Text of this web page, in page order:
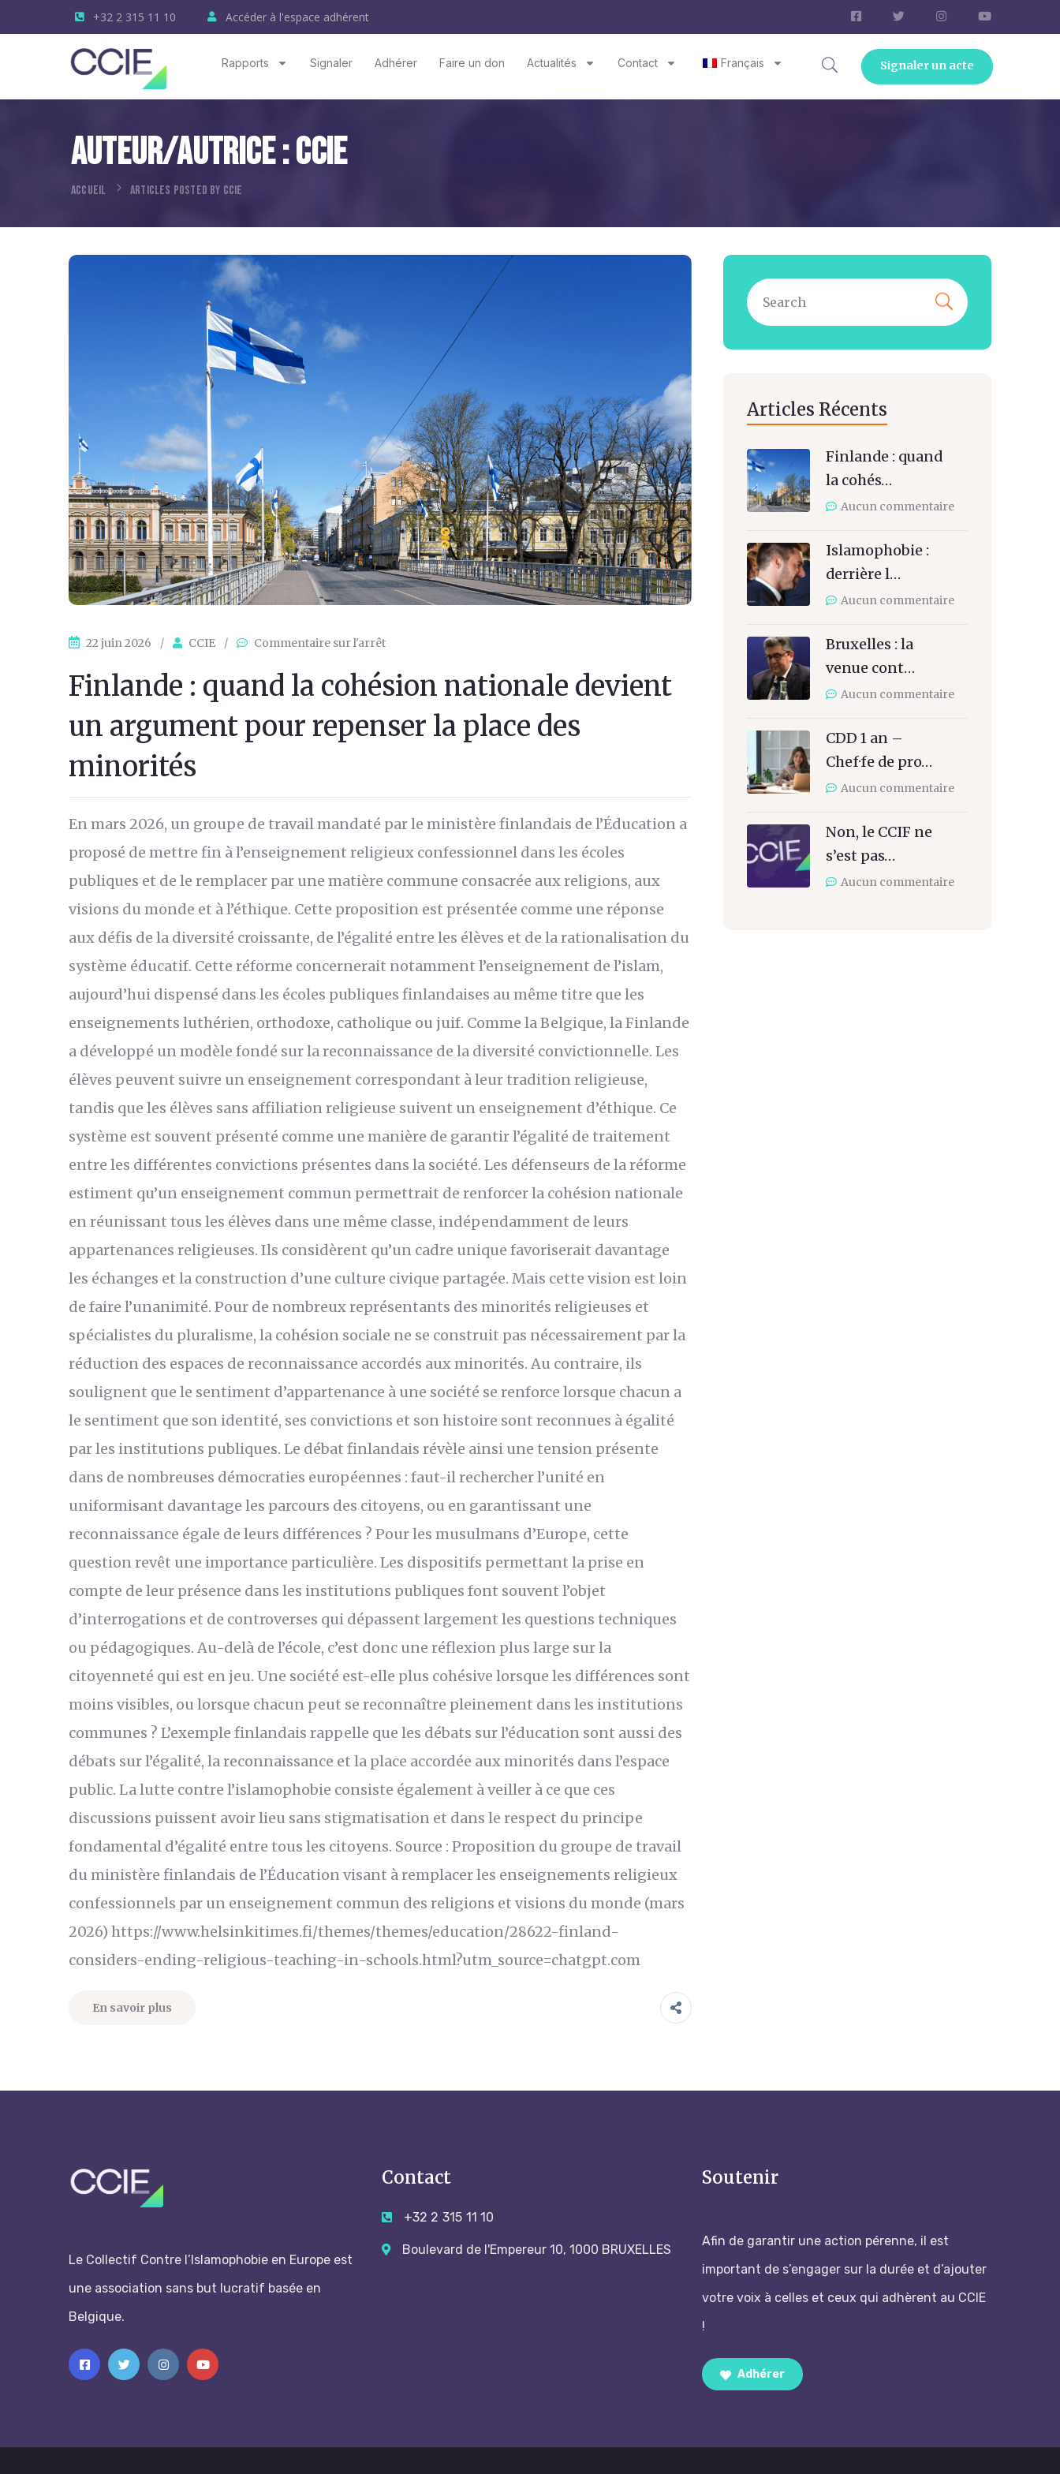
+32 2 315 11 10 Accéder à l'espace adhérent
Rapports Signaler Adhérer Faire un don Actualités Contact Français Signaler un acte
Auteur/autrice :CCIE
ACCUEIL ARTICLES POSTED BY CCIE
22 juin 2026 / CCIE / Commentaire sur l'arrêt
Finlande : quand la cohésion nationale devient
un argument pour repenser la place des
minorités
En mars 2026, un groupe de travail mandaté par le ministère finlandais de l’Éducation a
proposé de mettre fin à l’enseignement religieux confessionnel dans les écoles
publiques et de le remplacer par une matière commune consacrée aux religions, aux
visions du monde et à l’éthique. Cette proposition est présentée comme une réponse
aux défis de la diversité croissante, de l’égalité entre les élèves et de la rationalisation du
système éducatif. Cette réforme concernerait notamment l’enseignement de l’islam,
aujourd’hui dispensé dans les écoles publiques finlandaises au même titre que les
enseignements luthérien, orthodoxe, catholique ou juif. Comme la Belgique, la Finlande
a développé un modèle fondé sur la reconnaissance de la diversité convictionnelle. Les
élèves peuvent suivre un enseignement correspondant à leur tradition religieuse,
tandis que les élèves sans affiliation religieuse suivent un enseignement d’éthique. Ce
système est souvent présenté comme une manière de garantir l’égalité de traitement
entre les différentes convictions présentes dans la société. Les défenseurs de la réforme
estiment qu’un enseignement commun permettrait de renforcer la cohésion nationale
en réunissant tous les élèves dans une même classe, indépendamment de leurs
appartenances religieuses. Ils considèrent qu’un cadre unique favoriserait davantage
les échanges et la construction d’une culture civique partagée. Mais cette vision est loin
de faire l’unanimité. Pour de nombreux représentants des minorités religieuses et
spécialistes du pluralisme, la cohésion sociale ne se construit pas nécessairement par la
réduction des espaces de reconnaissance accordés aux minorités. Au contraire, ils
soulignent que le sentiment d’appartenance à une société se renforce lorsque chacun a
le sentiment que son identité, ses convictions et son histoire sont reconnues à égalité
par les institutions publiques. Le débat finlandais révèle ainsi une tension présente
dans de nombreuses démocraties européennes : faut-il rechercher l’unité en
uniformisant davantage les parcours des citoyens, ou en garantissant une
reconnaissance égale de leurs différences ? Pour les musulmans d’Europe, cette
question revêt une importance particulière. Les dispositifs permettant la prise en
compte de leur présence dans les institutions publiques font souvent l’objet
d’interrogations et de controverses qui dépassent largement les questions techniques
ou pédagogiques. Au-delà de l’école, c’est donc une réflexion plus large sur la
citoyenneté qui est en jeu. Une société est-elle plus cohésive lorsque les différences sont
moins visibles, ou lorsque chacun peut se reconnaître pleinement dans les institutions
communes ? L’exemple finlandais rappelle que les débats sur l’éducation sont aussi des
débats sur l’égalité, la reconnaissance et la place accordée aux minorités dans l’espace
public. La lutte contre l’islamophobie consiste également à veiller à ce que ces
discussions puissent avoir lieu sans stigmatisation et dans le respect du principe
fondamental d’égalité entre tous les citoyens. Source : Proposition du groupe de travail
du ministère finlandais de l’Éducation visant à remplacer les enseignements religieux
confessionnels par un enseignement commun des religions et visions du monde (mars
2026) https://www.helsinkitimes.fi/themes/themes/education/28622-finland-
considers-ending-religious-teaching-in-schools.html?utm_source=chatgpt.com
En savoir plus
Articles Récents
Finlande : quand
la cohés…
Aucun commentaire
Islamophobie :
derrière l…
Aucun commentaire
Bruxelles : la
venue cont…
Aucun commentaire
CDD 1 an –
Chef·fe de pro…
Aucun commentaire
Non, le CCIF ne
s’est pas…
Aucun commentaire
Le Collectif Contre l’Islamophobie en Europe est
une association sans but lucratif basée en
Belgique.
Contact
+32 2 315 11 10
Boulevard de l'Empereur 10, 1000 BRUXELLES
Soutenir
Afin de garantir une action pérenne, il est
important de s’engager sur la durée et d’ajouter
votre voix à celles et ceux qui adhèrent au CCIE
!
Adhérer